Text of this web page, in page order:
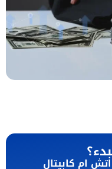
ام كابيتال